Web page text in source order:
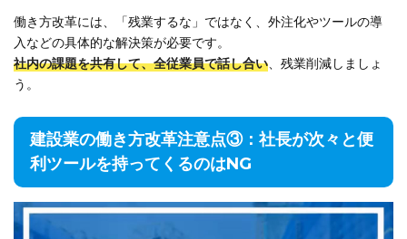
働き方改革には、「残業するな」ではなく、外注化やツールの導
入などの具体的な解決策が必要です。
社内の課題を共有して、全従業員で話し合い、残業削減しましょ
う。
建設業の働き方改革注意点③：社長が次々と便
利ツールを持ってくるのはNG